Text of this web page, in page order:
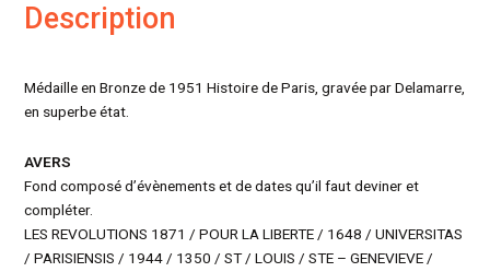
Description
Médaille en Bronze de 1951 Histoire de Paris, gravée par Delamarre,
en superbe état.
AVERS
Fond composé d’évènements et de dates qu’il faut deviner et
compléter.
LES REVOLUTIONS 1871 / POUR LA LIBERTE / 1648 / UNIVERSITAS
/ PARISIENSIS / 1944 / 1350 / ST / LOUIS / STE – GENEVIEVE /